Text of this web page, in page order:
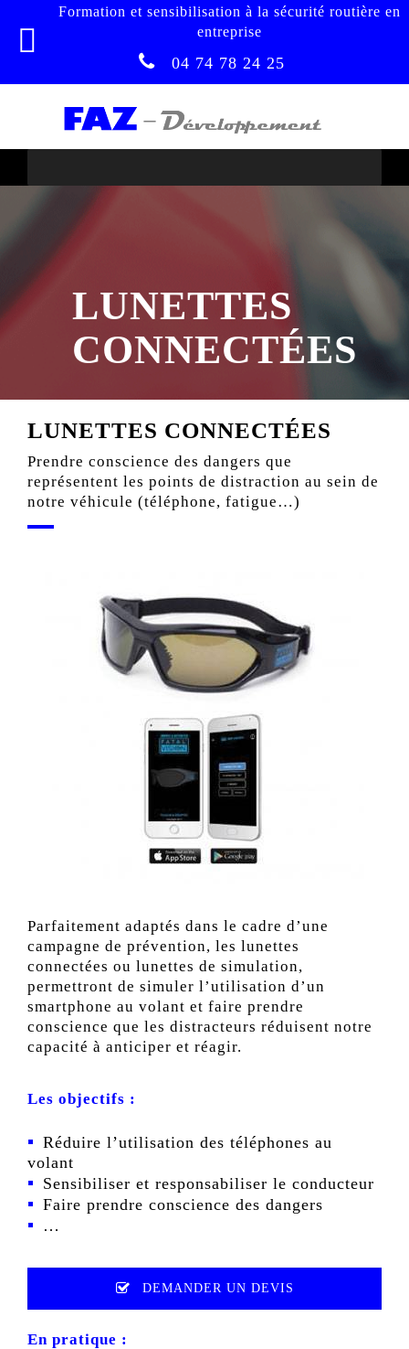
Formation et sensibilisation à la sécurité routière en
entreprise
04 74 78 24 25
LUNETTES
CONNECTÉES
LUNETTES CONNECTÉES
Prendre conscience des dangers que
représentent les points de distraction au sein de
notre véhicule (téléphone, fatigue…)
Parfaitement adaptés dans le cadre d’une
campagne de prévention, les lunettes
connectées ou lunettes de simulation,
permettront de simuler l’utilisation d’un
smartphone au volant et faire prendre
conscience que les distracteurs réduisent notre
capacité à anticiper et réagir.
Les objectifs :
Réduire l’utilisation des téléphones au
volant
Sensibiliser et responsabiliser le conducteur
Faire prendre conscience des dangers
…
DEMANDER UN DEVIS
En pratique :